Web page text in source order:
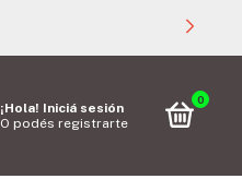
¡Hola! Iniciá sesión
O podés registrarte
0